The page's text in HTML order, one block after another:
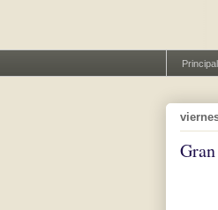
Principal